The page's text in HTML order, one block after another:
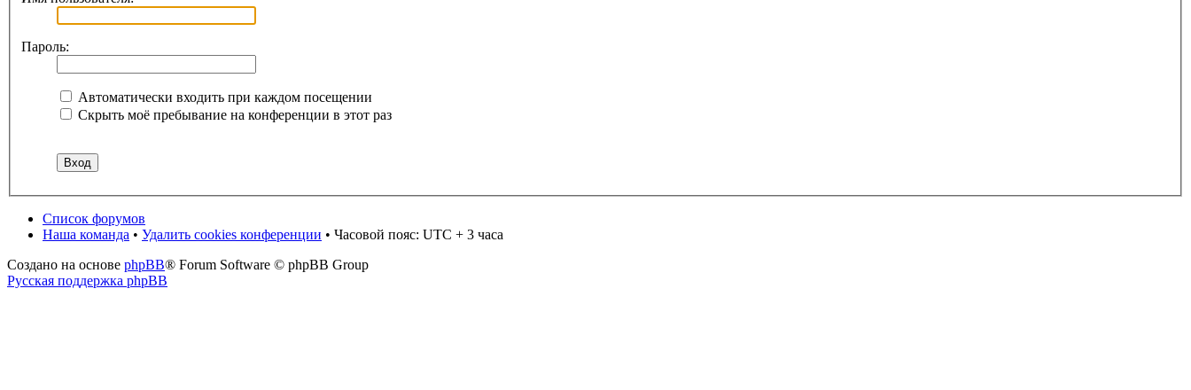
Пароль:
Автоматически входить при каждом посещении
Скрыть моё пребывание на конференции в этот раз
Список форумов
Наша команда • Удалить cookies конференции • Часовой пояс: UTC + 3 часа
Создано на основе phpBB® Forum Software © phpBB Group
Русская поддержка phpBB